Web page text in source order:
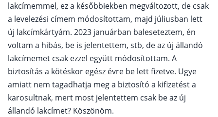
lakcímemmel, ez a későbbiekben megváltozott, de csak
a levelezési címem módosítottam, majd júliusban lett
új lakcímkártyám. 2023 januárban baleseteztem, én
voltam a hibás, be is jelentettem, stb, de az új állandó
lakcímemet csak ezzel együtt módosítottam. A
biztosítás a kötéskor egész évre be lett fizetve. Ugye
amiatt nem tagadhatja meg a biztosító a kifizetést a
karosultnak, mert most jelentettem csak be az új
állandó lakcímet? Köszönöm.